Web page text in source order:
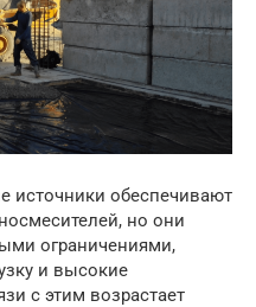
источники обеспечивают
но они
ограничениями,
и высокие
с этим возрастает